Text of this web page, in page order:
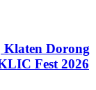
Klaten Dorong
Fest 2026